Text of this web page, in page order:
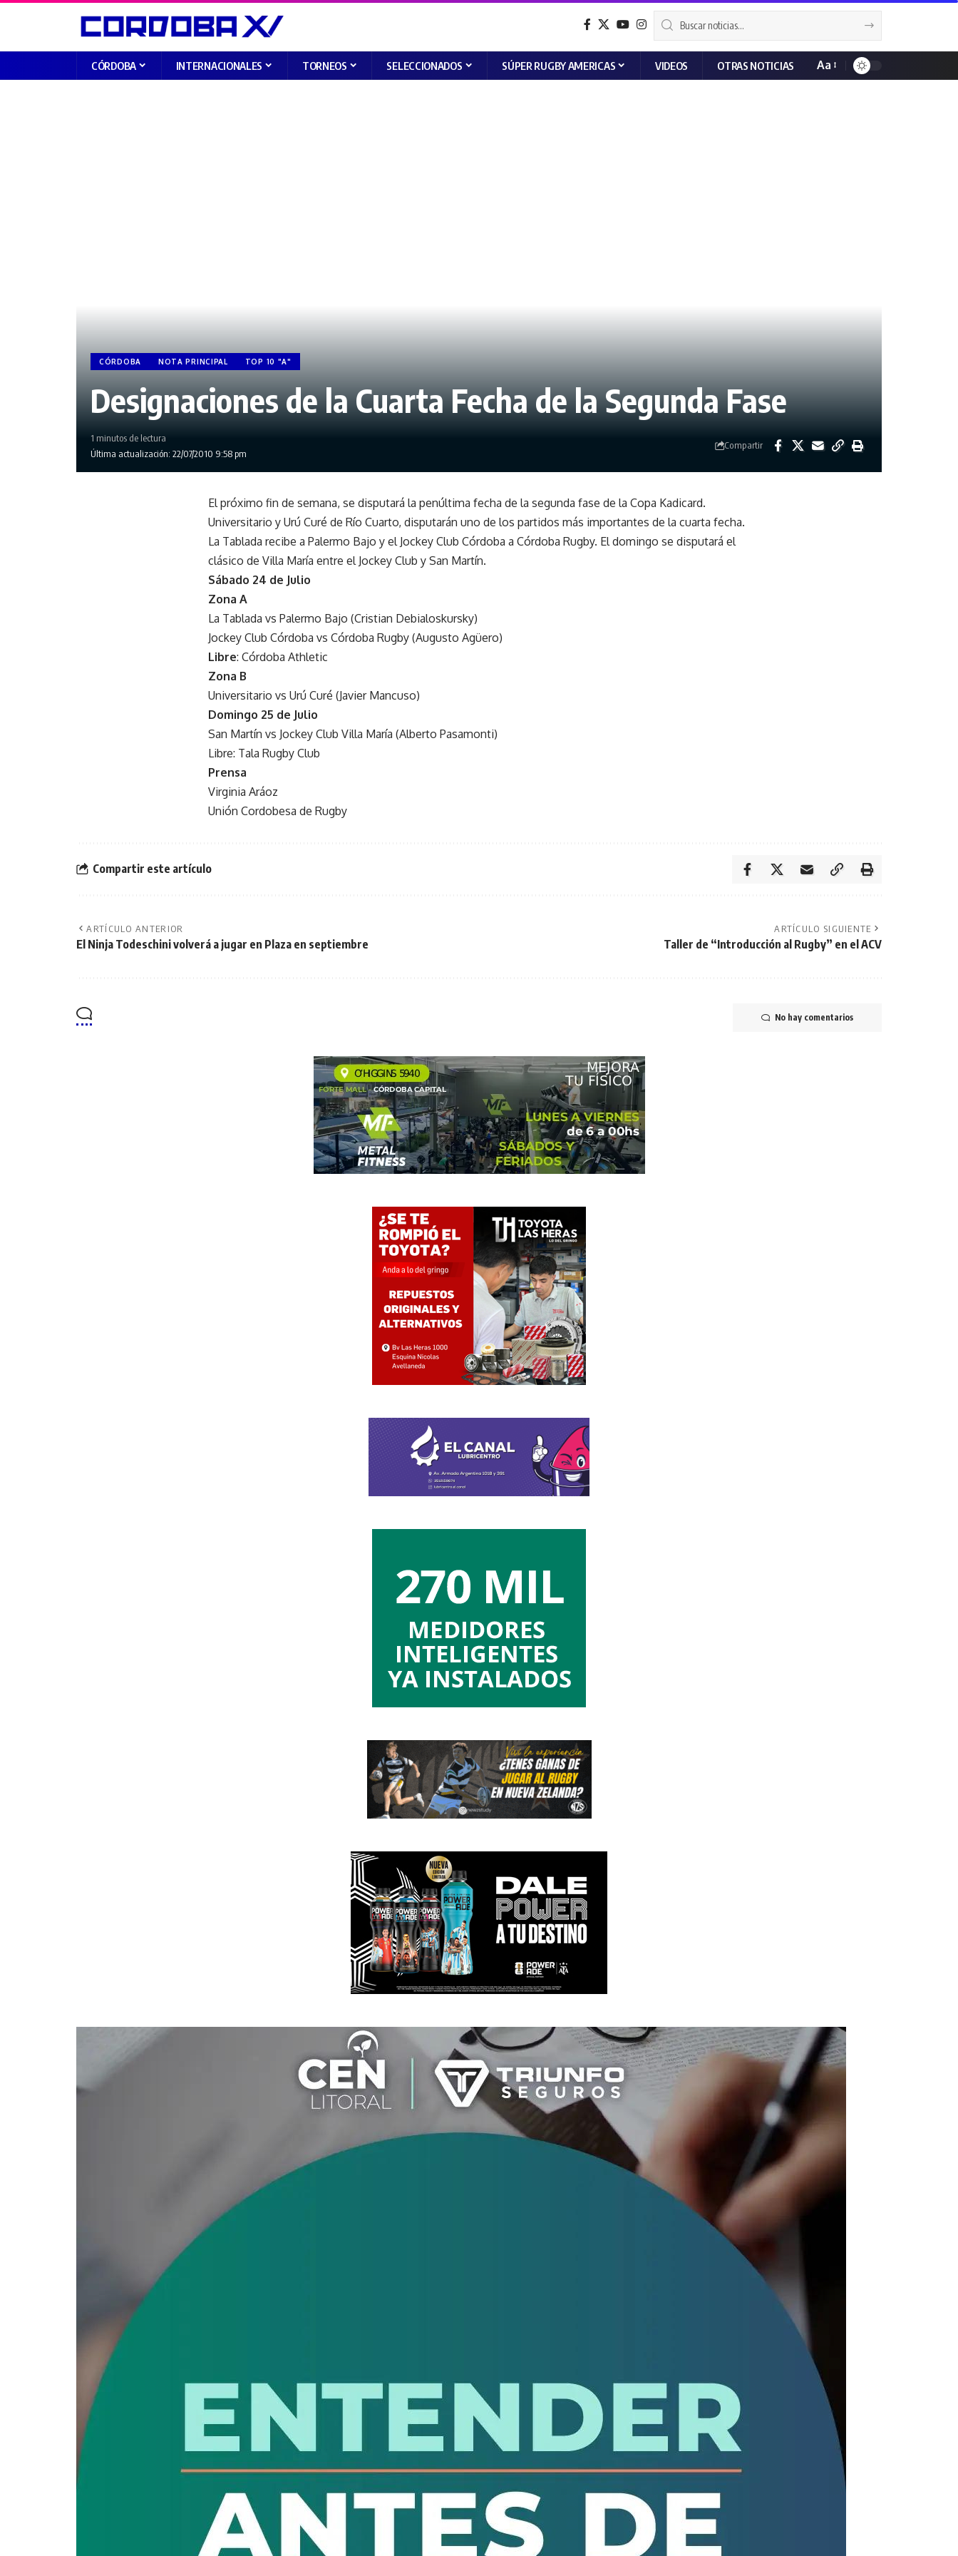
CÓRDOBA INTERNACIONALES TORNEOS SELECCIONADOS SÚPER RUGBY AMERICAS VIDEOS OTRAS NOTICIAS Aa
CÓRDOBA NOTA PRINCIPAL TOP 10 "A"
Designaciones de la Cuarta Fecha de la Segunda Fase
Última actualización: 22/07/2010 9:58 pm
1 minutos de lectura
Compartir
El próximo fin de semana, se disputará la penúltima fecha de la segunda fase de la Copa Kadicard.
Universitario y Urú Curé de Río Cuarto, disputarán uno de los partidos más importantes de la cuarta fecha.
La Tablada recibe a Palermo Bajo y el Jockey Club Córdoba a Córdoba Rugby. El domingo se disputará el
clásico de Villa María entre el Jockey Club y San Martín.
Sábado 24 de Julio
Zona A
La Tablada vs Palermo Bajo (Cristian Debialoskursky)
Jockey Club Córdoba vs Córdoba Rugby (Augusto Agüero)
Libre: Córdoba Athletic
Zona B
Universitario vs Urú Curé (Javier Mancuso)
Domingo 25 de Julio
San Martín vs Jockey Club Villa María (Alberto Pasamonti)
Libre: Tala Rugby Club
Prensa
Virginia Aráoz
Unión Cordobesa de Rugby
Compartir este artículo
ARTÍCULO ANTERIOR
El Ninja Todeschini volverá a jugar en Plaza en septiembre
ARTÍCULO SIGUIENTE
Taller de “Introducción al Rugby” en el ACV
No hay comentarios